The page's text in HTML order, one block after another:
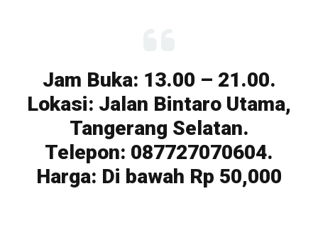
Jam Buka: 13.00 – 21.00.
Lokasi: Jalan Bintaro Utama,
Tangerang Selatan.
Telepon: 087727070604.
Harga: Di bawah Rp 50,000